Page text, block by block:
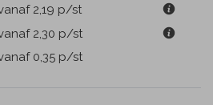
2,19 p/st
2,30 p/st
0,35 p/st